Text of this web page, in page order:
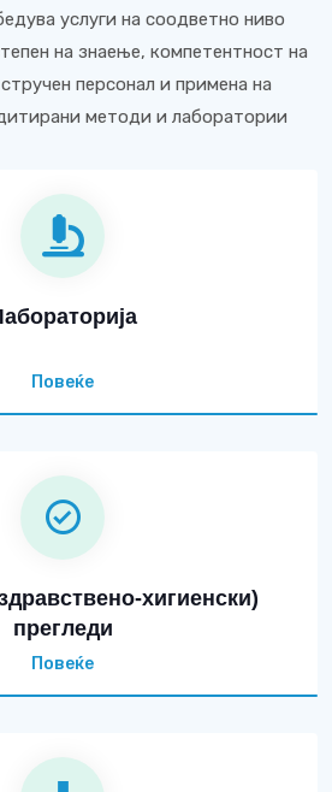
услуги на соодветно ниво
на знаење, компетентност на
персонал и примена на
методи и лаборатории
Повеќе
хигиенски)
прегледи
Повеќе